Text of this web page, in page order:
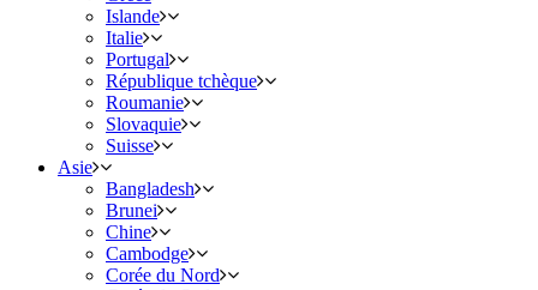
Islande
Italie
Portugal
République tchèque
Roumanie
Slovaquie
Suisse
Asie
Bangladesh
Brunei
Chine
Cambodge
Corée du Nord